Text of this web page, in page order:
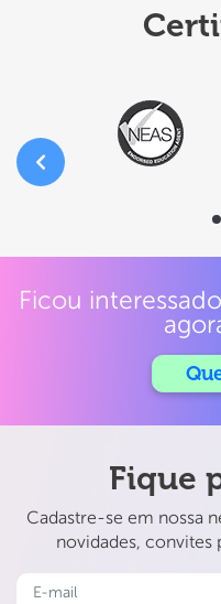
é
o
para
quem
deseja
Ficou
Fique
Cadastre-se em nossa
novidades, convites